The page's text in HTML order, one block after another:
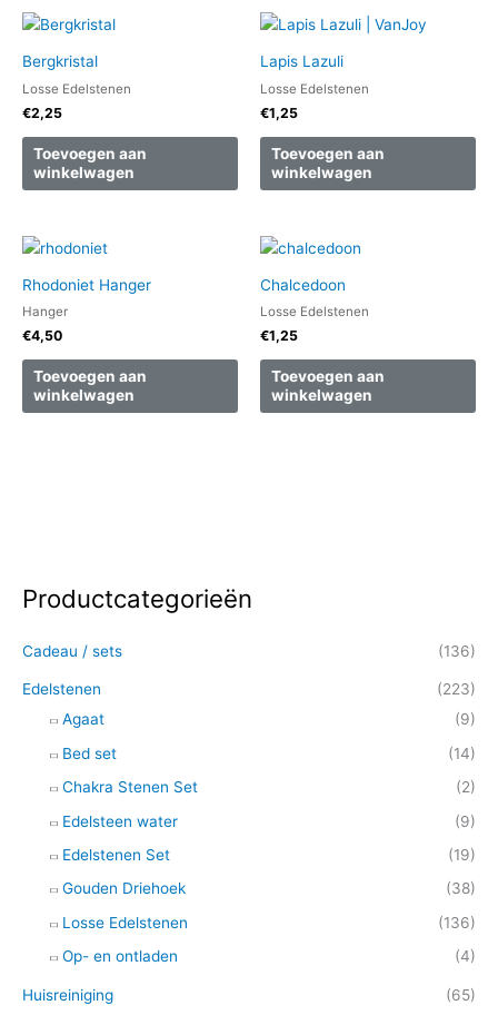
Bergkristal
Losse Edelstenen
€2,25
Toevoegen aan
winkelwagen
Lapis Lazuli
Losse Edelstenen
€1,25
Toevoegen aan
winkelwagen
Rhodoniet Hanger
Hanger
€4,50
Toevoegen aan
winkelwagen
Chalcedoon
Losse Edelstenen
€1,25
Toevoegen aan
winkelwagen
Productcategorieën
Cadeau / sets (136)
Edelstenen
(223)
Agaat
(9)
Bed set
(14)
Chakra Stenen Set
(2)
Edelsteen water
(9)
Edelstenen Set
(19)
Gouden Driehoek
(38)
Losse Edelstenen
(136)
Op- en ontladen
(4)
Huisreiniging (65)
Z
e
k